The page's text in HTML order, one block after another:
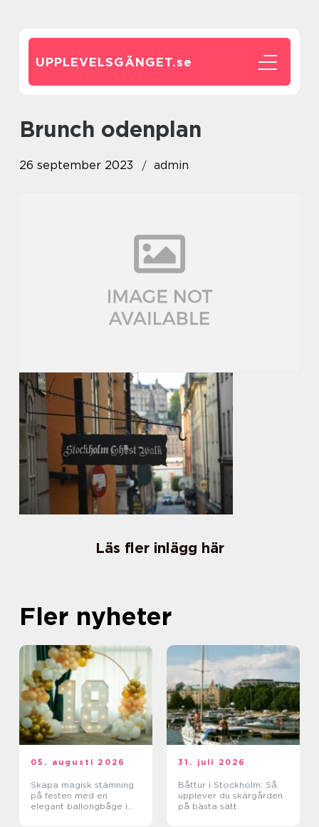
UPPLEVELSGÄNGET.se
brunch odenplan
26 september 2023 admin
Läs fler inlägg här
Fler nyheter
05. augusti 2026
Skapa magisk stämning
på festen med en
elegant ballongbåge i
31. juli 2026
Båttur i Stockholm: Så
upplever du skärgården
på bästa sätt